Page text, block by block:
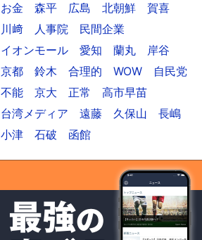
お金
森平 広島 北朝鮮
賀喜
川﨑
人事院
民間企業
イオンモール
愛知 蘭丸
岸谷
京都
鈴木 合理的 WOW
自民党
不能
京大 正常
高市早苗
台湾メディア
遠藤 久保山
長嶋
小津
石破 函館